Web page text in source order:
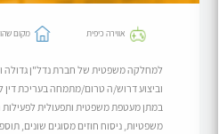
אווירה כיפית מקום
למחלקה משפטית של חברת נדל"ן גדולה
וביצוע דרוש/ה טרום/מתמחה בעריכת
במתן מעטפת משפטית ותפעולית
משפטיות, ניסוח חוזים מסוגים שונים,